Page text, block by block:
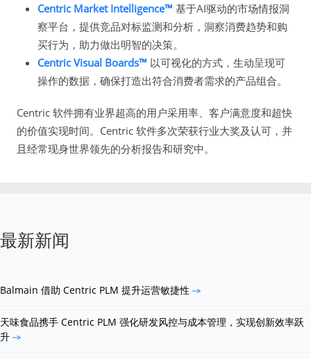
Centric Market Intelligence™ 基于AI驱动的市场情报洞
察平台，提供竞品对标监测和分析，洞察消费趋势和购
买行为，助力做出明智的决策。
Centric Visual Boards™ 以可视化的方式，生动呈现可
操作的数据，确保打造出符合消费者需求的产品组合。
Centric 软件拥有业界超高的用户采用率、客户满意度和超快
的价值实现时间。Centric 软件多次荣获行业大奖及认可，并
且经常现身世界领先的分析报告和研究中。
最新新闻
Balmain 借助 Centric PLM 提升运营敏捷性
天味食品携手 Centric PLM 强化研发风控与成本管理，实现创新效率跃
升